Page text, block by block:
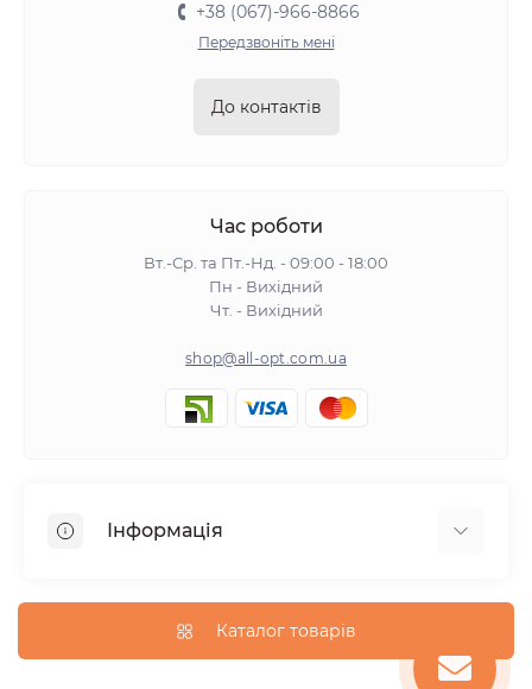
+38 (067)-966-8866
Передзвоніть мені
До контактів
Час роботи
Вт.-Ср. та Пт.-Нд. - 09:00 - 18:00
Пн - Вихідний
Чт. - Вихідний
shop@all-opt.com.ua
Інформація
Оплата та доставка
Повернення та обмін
Каталог товарів